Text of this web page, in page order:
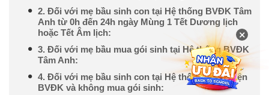
2. Đối với mẹ bầu sinh con tại Hệ thống BVĐK Tâm
Anh từ 0h đến 24h ngày Mùng 1 Tết Dương lịch
hoặc Tết Âm lịch:
3. Đối với mẹ bầu mua gói sinh tại Hệ thống BVĐK
Tâm Anh:
4. Đối với mẹ bầu sinh con tại Hệ thống Bệnh viện
BVĐK và không mua gói sinh:
×